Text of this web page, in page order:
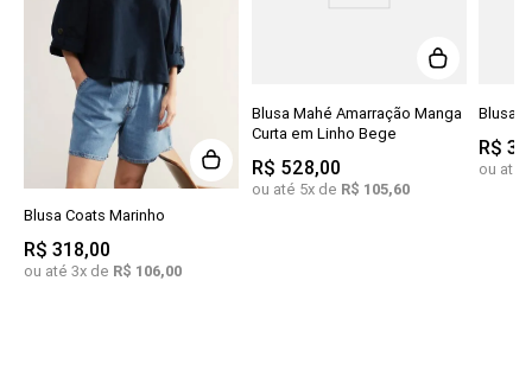
Blusa Coats Marinho
R$ 318,00
ou até 3x de R$ 106,00
Blusa Mahé Amarração Manga
Curta em Linho Bege
R$ 528,00
ou até 5x de R$ 105,60
Blusa
R$
ou até